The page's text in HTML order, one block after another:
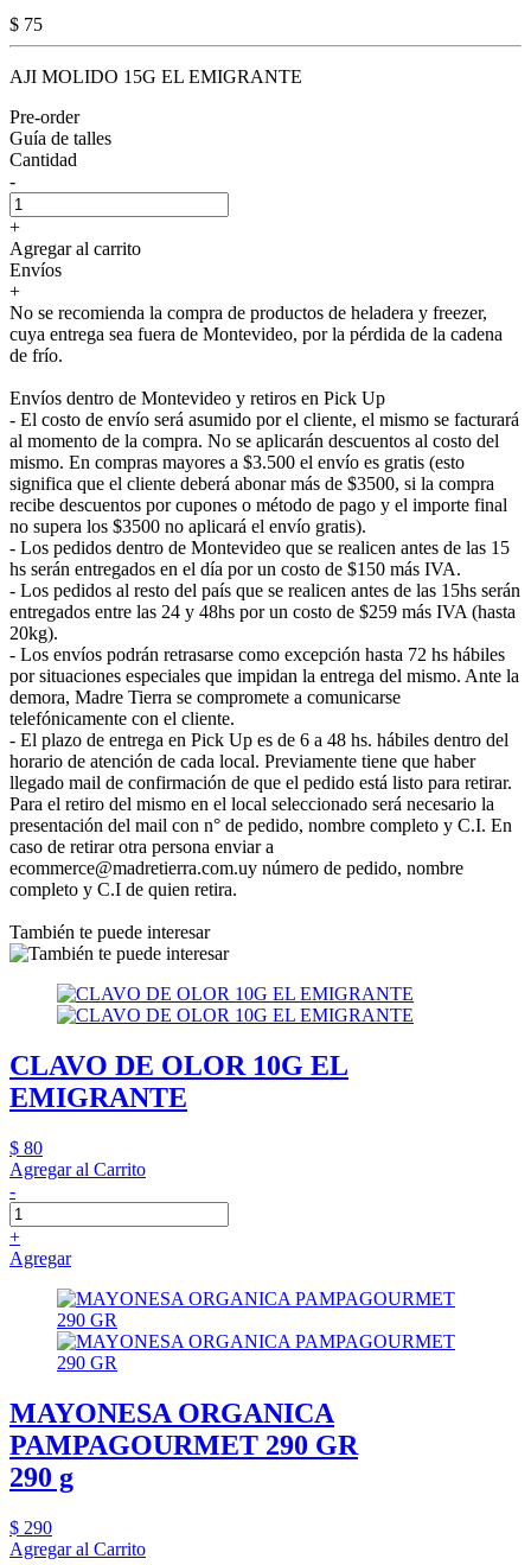
$ 75
AJI MOLIDO 15G EL EMIGRANTE
Pre-order
Guía de talles
Cantidad
-
+
Agregar al carrito
Envíos
+
No se recomienda la compra de productos de heladera y freezer,
cuya entrega sea fuera de Montevideo, por la pérdida de la cadena
de frío.
Envíos dentro de Montevideo y retiros en Pick Up
- El costo de envío será asumido por el cliente, el mismo se facturará
al momento de la compra. No se aplicarán descuentos al costo del
mismo. En compras mayores a $3.500 el envío es gratis (esto
significa que el cliente deberá abonar más de $3500, si la compra
recibe descuentos por cupones o método de pago y el importe final
no supera los $3500 no aplicará el envío gratis).
- Los pedidos dentro de Montevideo que se realicen antes de las 15
hs serán entregados en el día por un costo de $150 más IVA.
- Los pedidos al resto del país que se realicen antes de las 15hs serán
entregados entre las 24 y 48hs por un costo de $259 más IVA (hasta
20kg).
- Los envíos podrán retrasarse como excepción hasta 72 hs hábiles
por situaciones especiales que impidan la entrega del mismo. Ante la
demora, Madre Tierra se compromete a comunicarse
telefónicamente con el cliente.
- El plazo de entrega en Pick Up es de 6 a 48 hs. hábiles dentro del
horario de atención de cada local. Previamente tiene que haber
llegado mail de confirmación de que el pedido está listo para retirar.
Para el retiro del mismo en el local seleccionado será necesario la
presentación del mail con n° de pedido, nombre completo y C.I. En
caso de retirar otra persona enviar a
ecommerce@madretierra.com.uy número de pedido, nombre
completo y C.I de quien retira.
También te puede interesar
CLAVO DE OLOR 10G EL
EMIGRANTE
$ 80
Agregar al Carrito
-
+
Agregar
MAYONESA ORGANICA
PAMPAGOURMET 290 GR
290 g
$ 290
Agregar al Carrito